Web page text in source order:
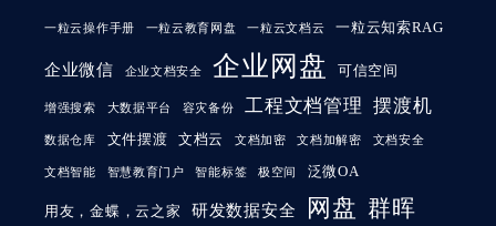
一粒云操作手册 一粒云教育网盘 一粒云文档云 一粒云知索RAG
企业微信 企业文档安全 企业网盘 可信空间
增强搜索 大数据平台 容灾备份 工程文档管理 摆渡机
数据仓库 文件摆渡 文档云 文档加密 文档加解密 文档安全
文档智能 智慧教育门户 智能标签 极空间 泛微OA
用友，金蝶，云之家 研发数据安全 网盘 群晖